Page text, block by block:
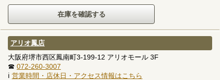
アリオ鳳店
大阪府堺市西区鳳南町3-199-12 アリオモール 3F
☎ 072-260-3007
ℹ 営業時間・店休日・アクセス情報はこちら